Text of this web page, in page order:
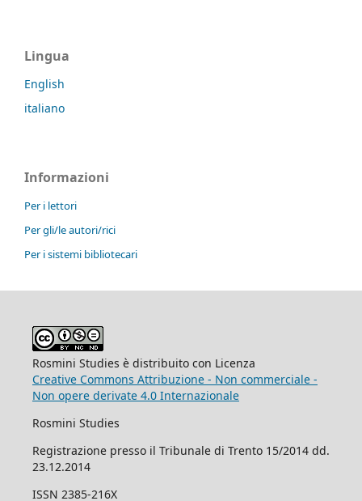
Lingua
English
italiano
Informazioni
Per i lettori
Per gli/le autori/rici
Per i sistemi bibliotecari
Rosmini Studies è distribuito con Licenza
Creative Commons Attribuzione - Non commerciale -
Non opere derivate 4.0 Internazionale
Rosmini Studies
Registrazione presso il Tribunale di Trento 15/2014 dd.
23.12.2014
ISSN 2385-216X